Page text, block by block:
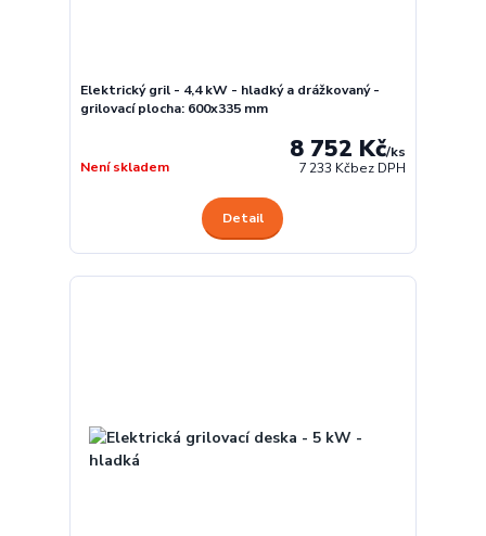
Elektrický gril - 4,4 kW - hladký a drážkovaný -
grilovací plocha: 600x335 mm
8 752 Kč/ks
7 233 Kčbez DPH
Není skladem
Detail